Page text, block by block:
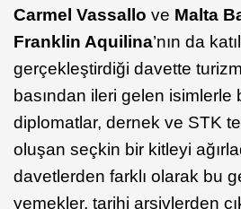
Carmel Vassallo ve Malta
Franklin Aquilina’nın da
gerçekleştirdiği davette
basından ileri gelen isimlerle
diplomatlar, dernek ve STK
oluşan seçkin bir kitleyi
davetlerden farklı olarak bu
yemekler, tarihi arşivlerden